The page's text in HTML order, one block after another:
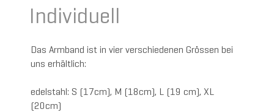
Individuell
Das Armband ist in vier verschiedenen Grössen bei
uns erhältlich:
edelstahl: S (17cm), M (18cm), L (19 cm), XL
(20cm)